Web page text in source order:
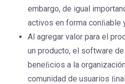
embargo, de igual
activos en forma conﬁable
Al agregar valor para el
un producto, el software
beneﬁcios a la
comunidad de usuarios